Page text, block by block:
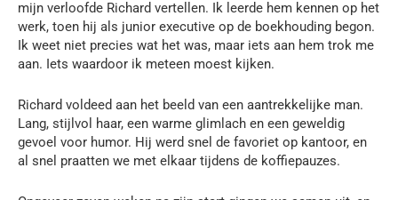
mijn verloofde Richard vertellen. Ik leerde hem kennen op het
werk, toen hij als junior executive op de boekhouding begon.
Ik weet niet precies wat het was, maar iets aan hem trok me
aan. Iets waardoor ik meteen moest kijken.
Richard voldeed aan het beeld van een aantrekkelijke man.
Lang, stijlvol haar, een warme glimlach en een geweldig
gevoel voor humor. Hij werd snel de favoriet op kantoor, en
al snel praatten we met elkaar tijdens de koffiepauzes.